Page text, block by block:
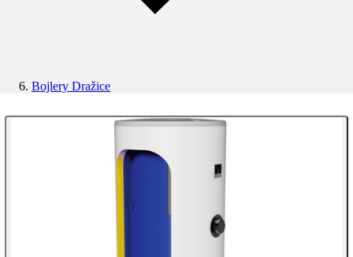
Bojlery Dražice